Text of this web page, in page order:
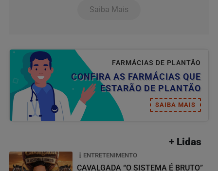
Saiba Mais
FARMÁCIAS DE PLANTÃO
CONFIRA AS FARMÁCIAS QUE
ESTARÃO DE PLANTÃO
SAIBA MAIS
+ Lidas
ENTRETENIMENTO
CAVALGADA “O SISTEMA É BRUTO”